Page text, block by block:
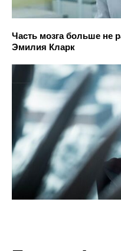
Часть мозга больше не
Эмилия Кларк